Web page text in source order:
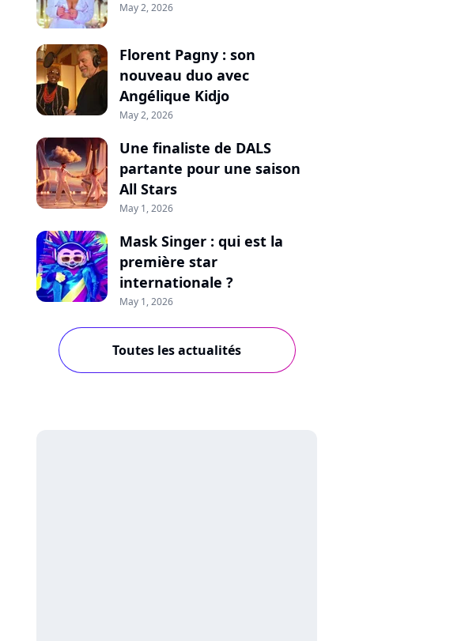
May 2, 2026
Florent Pagny : son
nouveau duo avec
Angélique Kidjo
May 2, 2026
Une finaliste de DALS
partante pour une saison
All Stars
May 1, 2026
Mask Singer : qui est la
première star
internationale ?
May 1, 2026
Toutes les actualités